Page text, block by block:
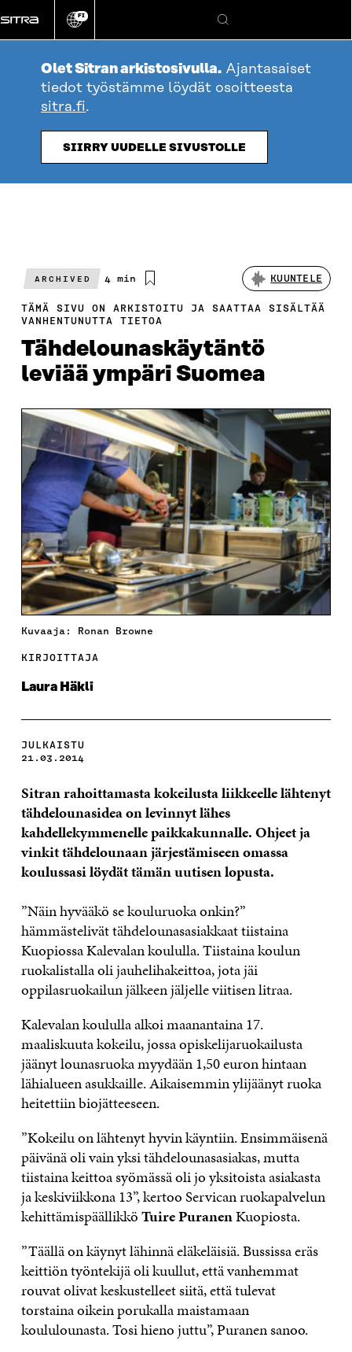
suoraan
sisältöön
Vaihda
kieli
FI
Hae
Olet Sitran arkistosivulla. Ajantasaiset
tiedot työstämme löydät osoitteesta
sitra.fi.
SIIRRY UUDELLE SIVUSTOLLE
ARCHIVED
Arvioitu
4 min KUUNTELE
TÄMÄ SIVU ON ARKISTOITU JA SAATTAA SISÄLTÄÄ
VANHENTUNUTTA TIETOA
Tähdelounaskäytäntö
leviää ympäri Suomea
Kuvaaja: Ronan Browne
KIRJOITTAJA
Laura Häkli
JULKAISTU
21.03.2014
Sitran rahoittamasta kokeilusta liikkeelle lähtenyt
tähdelounasidea on levinnyt lähes
kahdellekymmenelle paikkakunnalle. Ohjeet ja
vinkit tähdelounaan järjestämiseen omassa
koulussasi löydät tämän uutisen lopusta.
”Näin hyvääkö se kouluruoka onkin?”
hämmästelivät tähdelounasasiakkaat tiistaina
Kuopiossa Kalevalan koululla. Tiistaina koulun
ruokalistalla oli jauhelihakeittoa, jota jäi
oppilasruokailun jälkeen jäljelle viitisen litraa.
Kalevalan koululla alkoi maanantaina 17.
maaliskuuta kokeilu, jossa opiskelijaruokailusta
jäänyt lounasruoka myydään 1,50 euron hintaan
lähialueen asukkaille. Aikaisemmin ylijäänyt ruoka
heitettiin biojätteeseen.
”Kokeilu on lähtenyt hyvin käyntiin. Ensimmäisenä
päivänä oli vain yksi tähdelounasasiakas, mutta
tiistaina keittoa syömässä oli jo yksitoista asiakasta
ja keskiviikkona 13”, kertoo Servican ruokapalvelun
kehittämispäällikköTuire PuranenKuopiosta.
”Täällä on käynyt lähinnä eläkeläisiä. Bussissa eräs
keittiön työntekijä oli kuullut, että vanhemmat
rouvat olivat keskustelleet siitä, että tulevat
torstaina oikein porukalla maistamaan
koululounasta. Tosi hieno juttu”, Puranen sanoo.